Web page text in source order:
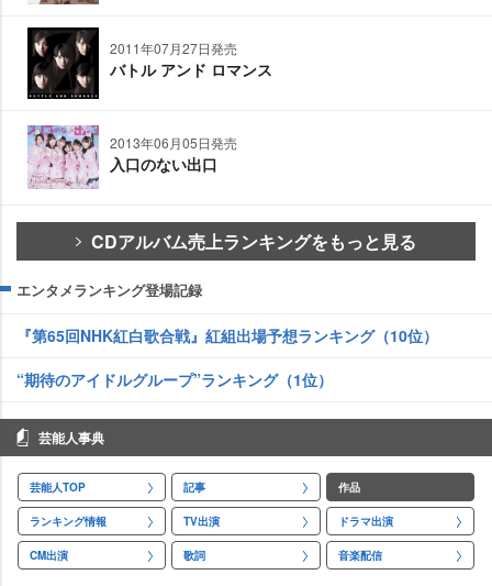
2011年07月27日発売
バトル アンド ロマンス
2013年06月05日発売
入口のない出口
CDアルバム売上ランキングをもっと見る
エンタメランキング登場記録
『第65回NHK紅白歌合戦』紅組出場予想ランキング（10位）
“期待のアイドルグループ”ランキング（1位）
芸能人事典
芸能人TOP 記事 作品
ランキング情報 TV出演 ドラマ出演
CM出演 歌詞 音楽配信